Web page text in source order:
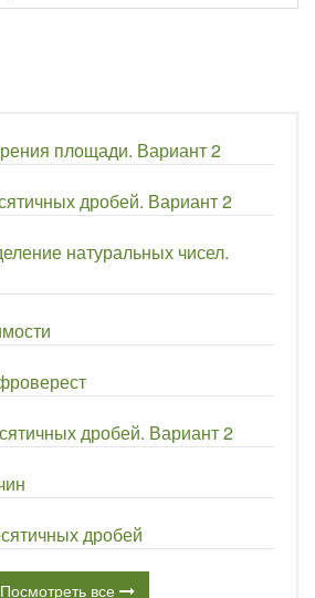
площади. Вариант 2
дробей. Вариант 2
натуральных чисел.
дробей. Вариант 2
дробей
Посмотреть все